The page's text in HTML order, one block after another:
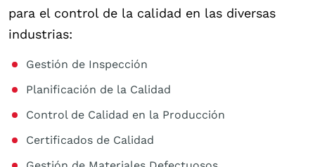
para el control de la calidad en las diversas
industrias:
Gestión de Inspección
Planificación de la Calidad
Control de Calidad en la Producción
Certificados de Calidad